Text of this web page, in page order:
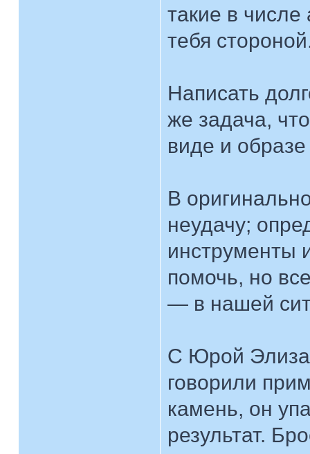
такие в
тебя
Написать
же задача,
виде и
В
неудачу;
инструменты
помочь, но
— в нашей
С Юрой
говорили
камень, он
результат.